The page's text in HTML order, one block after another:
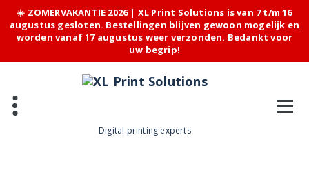
☀️ ZOMERVAKANTIE 2026 | XL Print Solutions is van 7 t/m 16
augustus gesloten. Bestellingen blijven gewoon mogelijk en
worden vanaf 17 augustus weer verzonden. Bedankt voor
uw begrip!
content
Digital printing experts